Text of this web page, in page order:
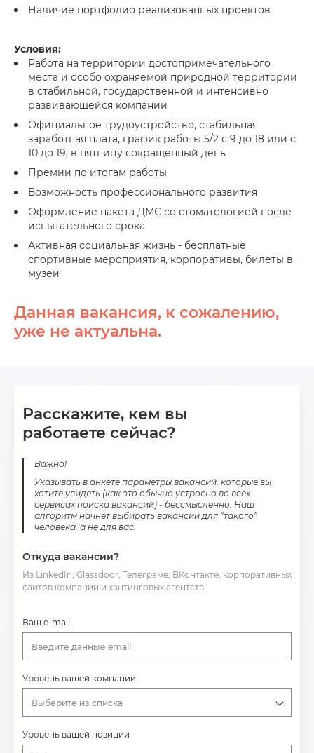
Наличие портфолио реализованных проектов
Условия:
Работа на территории достопримечательного
места и особо охраняемой природной территории
в стабильной, государственной и интенсивно
развивающейся компании
Официальное трудоустройство, стабильная
заработная плата, график работы 5/2 с 9 до 18 или с
10 до 19, в пятницу сокращенный день
Премии по итогам работы
Возможность профессионального развития
Оформление пакета ДМС со стоматологией после
испытательного срока
Активная социальная жизнь - бесплатные
спортивные мероприятия, корпоративы, билеты в
музеи
Данная вакансия, к сожалению,
уже не актуальна.
Расскажите, кем вы
работаете сейчас?
Важно!
Указывать в анкете параметры вакансий, которые вы
хотите увидеть (как это обычно устроено во всех
сервисах поиска вакансий) - бессмысленно. Наш
алгоритм начнет выбирать вакансии для “такого”
человека, а не для вас.
Откуда вакансии?
Из LinkedIn, Glassdoor, Телеграме, ВКонтакте, корпоративных
сайтов компаний и хантинговых агентств
Ваш e-mail
Введите данные email
Уровень вашей компании
Выберите из списка
Уровень вашей позиции